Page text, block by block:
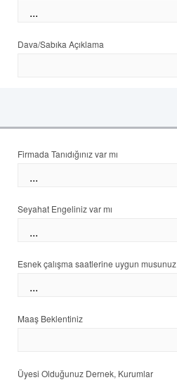
Dava/Sabıka Açıklama
Firmada Tanıdığınız var mı
Seyahat Engeliniz var mı
Esnek çalışma saatlerine uygun musunuz
Maaş Beklentiniz
Üyesi Olduğunuz Dernek, Kurumlar